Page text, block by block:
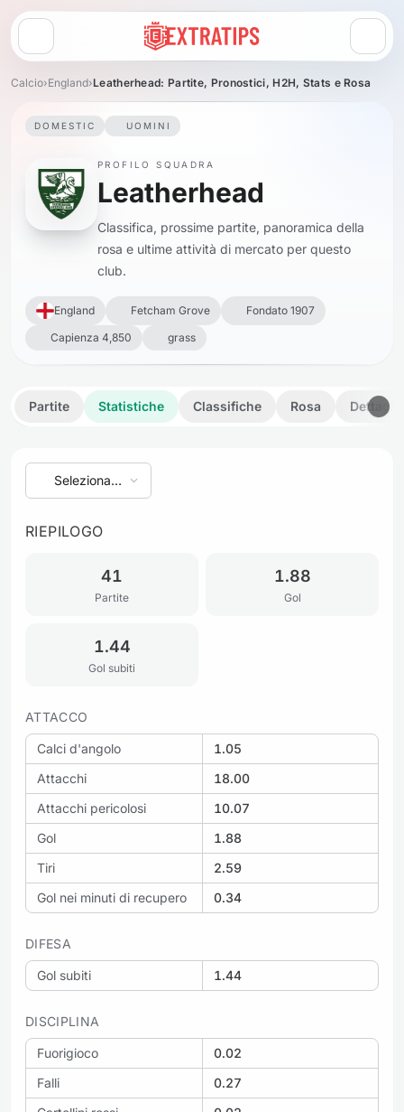
Apri menu
Calcio›England›Leatherhead: Partite, Pronostici, H2H, Stats e Rosa
DOMESTIC UOMINI
PROFILO SQUADRA
Leatherhead
Classifica, prossime partite, panoramica della
rosa e ultime attività di mercato per questo
club.
England Fetcham Grove
Fondato 1907
Capienza 4,850
grass
Partite Statistiche Classifiche Rosa Dettagli
Seleziona
stagione
RIEPILOGO
41
Partite
1.88
Gol
1.44
Gol subiti
ATTACCO
Calci d'angolo
1.05
Attacchi
18.00
Attacchi pericolosi
10.07
Gol
1.88
Tiri
2.59
Gol nei minuti di recupero
0.34
DIFESA
Gol subiti 1.44
DISCIPLINA
Fuorigioco
0.02
Falli
0.27